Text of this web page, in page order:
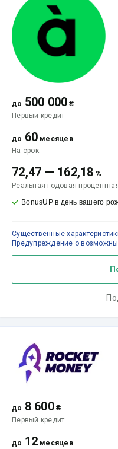
до 500 000 ₴
Первый кредит
до 60 месяцев
На срок
72,47 — 162,18 %
Реальная годовая
BonusUP в день вашего
Существенные
Предупреждение о
до 8 600 ₴
Первый кредит
до 12 месяцев